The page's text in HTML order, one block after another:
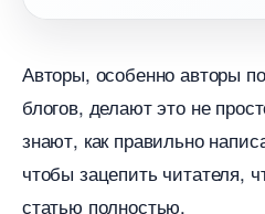
Авторы, особенно авторы
логов, делают это не
знают, как правильно
чтобы зацепить читателя,
статью полностью.